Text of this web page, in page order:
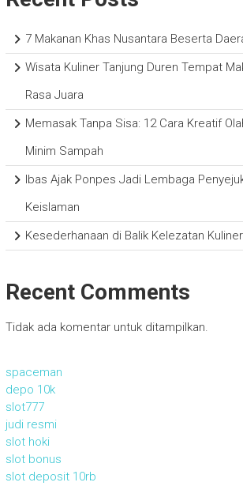
7 Makanan Khas Nusantara Beserta
Wisata Kuliner Tanjung Duren Tempat
Rasa Juara
Memasak Tanpa Sisa: 12 Cara Kreatif
Minim Sampah
Ibas Ajak Ponpes Jadi Lembaga
Keislaman
Kesederhanaan di Balik Kelezatan
Recent Comments
Tidak ada komentar untuk ditampilkan.
spaceman
depo 10k
slot777
judi resmi
slot hoki
slot bonus
slot deposit 10rb